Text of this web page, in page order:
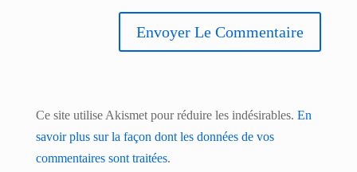
Ce site utilise Akismet pour réduire les indésirables. En
savoir plus sur la façon dont les données de vos
commentaires sont traitées.